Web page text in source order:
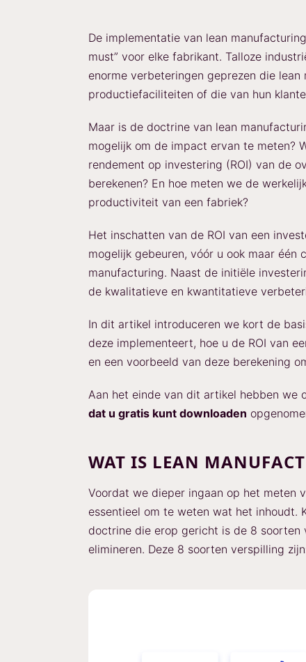
De implementatie van lean
must” voor elke fabrikant. Talloze
enorme verbeteringen geprezen die
productiefaciliteiten of die van hun
Maar is de doctrine van lean
mogelijk om de impact ervan te meten?
rendement op investering (ROI) van de
berekenen? En hoe meten we de
productiviteit van een fabriek?
Het inschatten van de ROI van een
mogelijk gebeuren, vóór u ook maar
manufacturing. Naast de initiële
de kwalitatieve en kwantitatieve
In dit artikel introduceren we kort de
deze implementeert, hoe u de ROI van
en een voorbeeld van deze berekening
Aan het einde van dit artikel hebben we
dat u gratis kunt downloaden
WAT IS LEAN
Voordat we dieper ingaan op het meten
essentieel om te weten wat het inhoudt.
doctrine die erop gericht is de 8
elimineren. Deze 8 soorten verspilling